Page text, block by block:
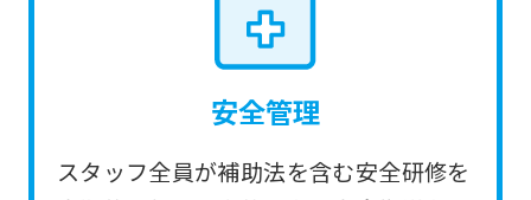
安全管理
スタッフ全員が補助法を含む安全研修を